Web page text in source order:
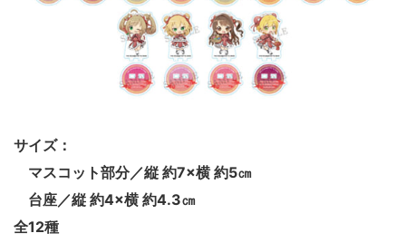
サイズ：
マスコット部分／縦 約7×横 約5㎝
台座／縦 約4×横 約4.3㎝
全12種